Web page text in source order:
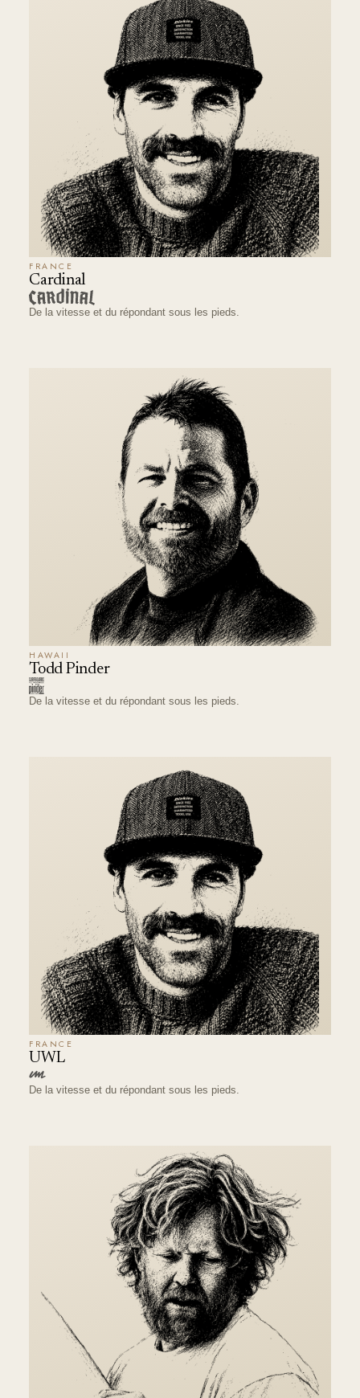
FRANCE
Cardinal
De la vitesse et du répondant sous les pieds.
HAWAII
Todd Pinder
De la vitesse et du répondant sous les pieds.
FRANCE
UWL
De la vitesse et du répondant sous les pieds.